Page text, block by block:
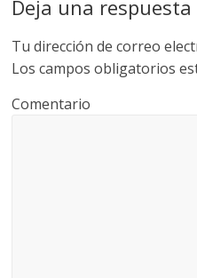
Deja una respuesta
Tu dirección de correo
Los campos obligatorios
Comentario